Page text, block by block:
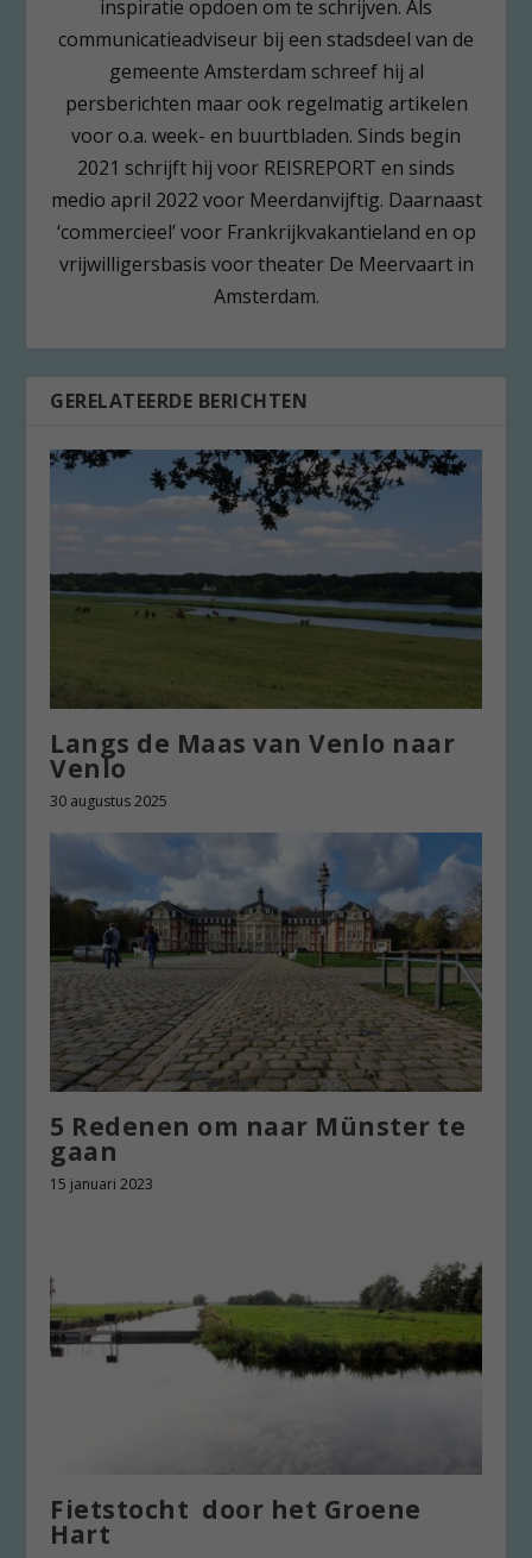
inspiratie opdoen om te schrijven. Als
communicatieadviseur bij een stadsdeel van de
gemeente Amsterdam schreef hij al
persberichten maar ook regelmatig artikelen
voor o.a. week- en buurtbladen. Sinds begin
2021 schrijft hij voor REISREPORT en sinds
medio april 2022 voor Meerdanvijftig. Daarnaast
‘commercieel’ voor Frankrijkvakantieland en op
vrijwilligersbasis voor theater De Meervaart in
Amsterdam.
GERELATEERDE BERICHTEN
Langs de Maas van Venlo naar
Venlo
30 augustus 2025
5 Redenen om naar Münster te
gaan
15 januari 2023
Fietstocht door het Groene
Hart